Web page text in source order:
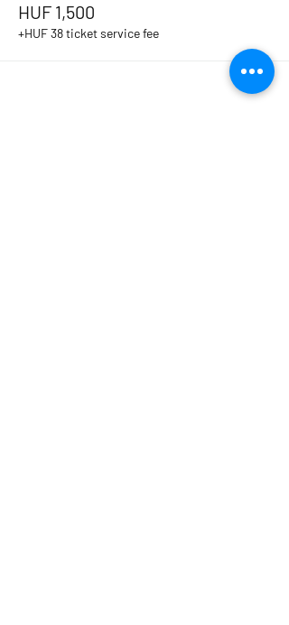
HUF 1,500
+HUF 38 ticket service fee